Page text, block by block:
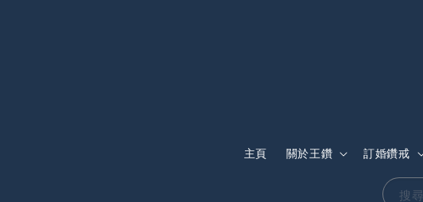
搜尋
主頁 關於王鑽 訂婚鑽戒